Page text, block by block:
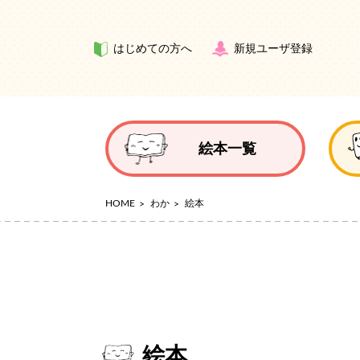
はじめての方へ 新規ユーザ登録
絵本一覧
HOME わか 絵本